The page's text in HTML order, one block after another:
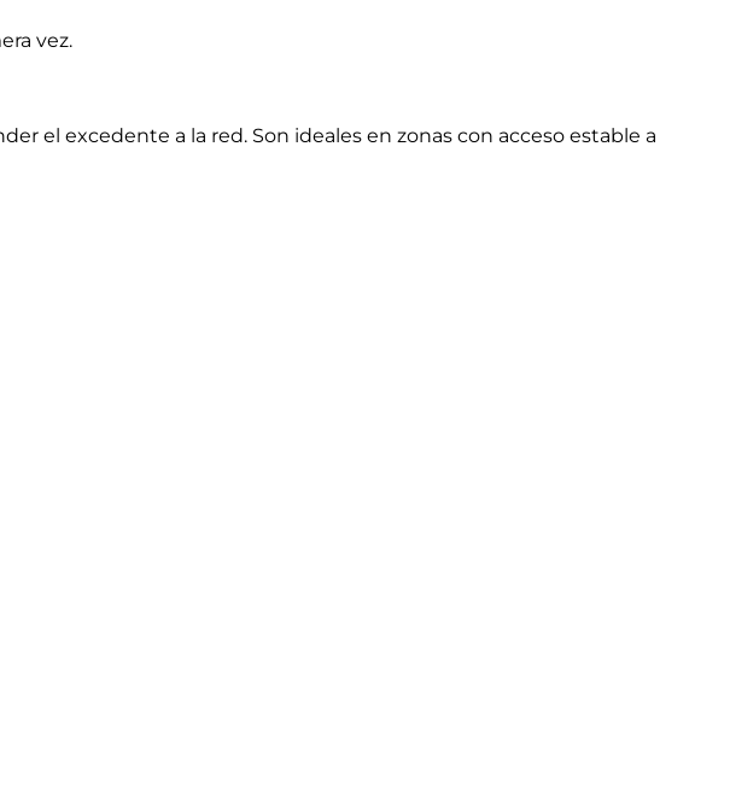
vez.
el excedente a la red. Son ideales en zonas con acceso estable a